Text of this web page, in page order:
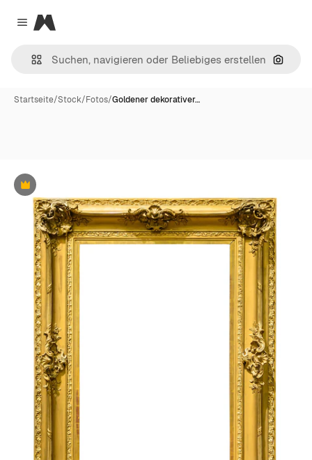
Close menu
Magnific
Nach
Startseite/Stock/Fotos/Goldener dekorativer…
Premium